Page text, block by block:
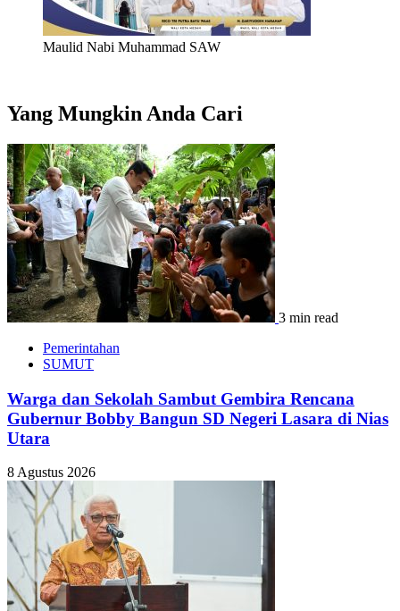
Maulid Nabi Muhammad SAW
Yang Mungkin Anda Cari
3 min read
Pemerintahan
SUMUT
Warga dan Sekolah Sambut Gembira Rencana
Gubernur Bobby Bangun SD Negeri Lasara di Nias
Utara
8 Agustus 2026